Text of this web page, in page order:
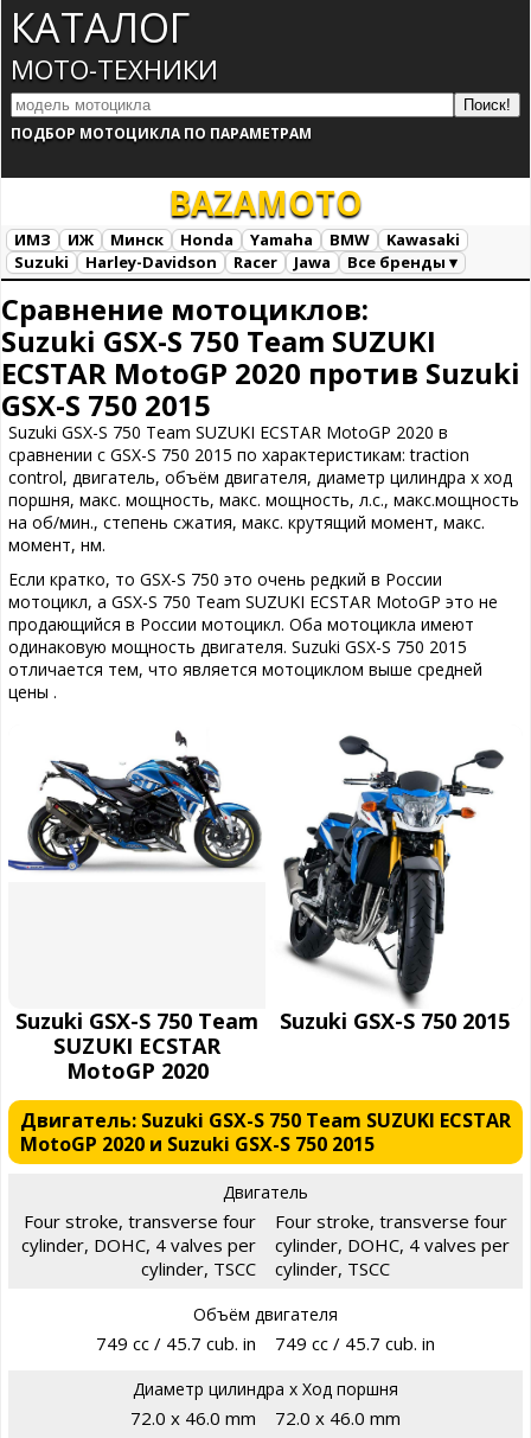
КАТАЛОГ
МОТО-ТЕХНИКИ
ПОДБОР МОТОЦИКЛА ПО ПАРАМЕТРАМ
BAZAMOTO
ИМЗ ИЖ Минск Honda Yamaha BMW
Kawasaki
Suzuki
Harley-Davidson Racer Jawa
Все бренды ▾
Сравнение мотоциклов:
Suzuki GSX-S 750 Team SUZUKI
ECSTAR MotoGP 2020 против Suzuki
GSX-S 750 2015
Suzuki GSX-S 750 Team SUZUKI ECSTAR MotoGP 2020 в
сравнении с GSX-S 750 2015 по характеристикам: traction
control, двигатель, объём двигателя, диаметр цилиндра х ход
поршня, макс. мощность, макс. мощность, л.с., макс.мощность
на об/мин., степень сжатия, макс. крутящий момент, макс.
момент, нм.
Если кратко, то GSX-S 750 это очень редкий в России
мотоцикл, а GSX-S 750 Team SUZUKI ECSTAR MotoGP это не
продающийся в России мотоцикл. Оба мотоцикла имеют
одинаковую мощность двигателя. Suzuki GSX-S 750 2015
отличается тем, что является мотоциклом выше средней
цены .
Suzuki GSX-S 750 Team
SUZUKI ECSTAR
MotoGP 2020
Suzuki GSX-S 750 2015
Двигатель: Suzuki GSX-S 750 Team SUZUKI ECSTAR
MotoGP 2020 и Suzuki GSX-S 750 2015
Двигатель
Four stroke, transverse four
cylinder, DOHC, 4 valves per
cylinder, TSCC
Four stroke, transverse four
cylinder, DOHC, 4 valves per
cylinder, TSCC
Объём двигателя
749 cc / 45.7 cub. in 749 cc / 45.7 cub. in
Диаметр цилиндра х Ход поршня
72.0 x 46.0 mm 72.0 x 46.0 mm